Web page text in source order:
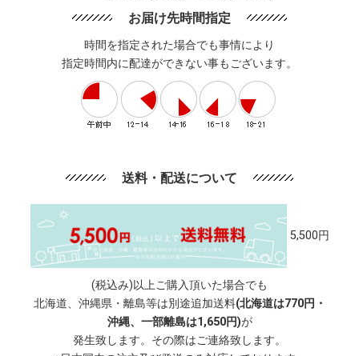
お届け先時間指定
時間を指定された場合でも事情により
指定時間内に配達ができない事もございます。
送料・配送について
5,500円
(税込み)以上ご購入頂いた場合でも
北海道、沖縄県・離島等は別途追加送料(北海道は770円・
沖縄、一部離島は1,650円)が
発生致します。その際はご連絡致します。